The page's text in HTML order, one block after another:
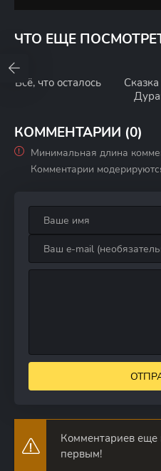
ЧТО ЕЩЕ
Всё, что осталось
КОММЕНТАРИИ (0)
Минимальная длина
Комментарии
Комментариев еще
первым!